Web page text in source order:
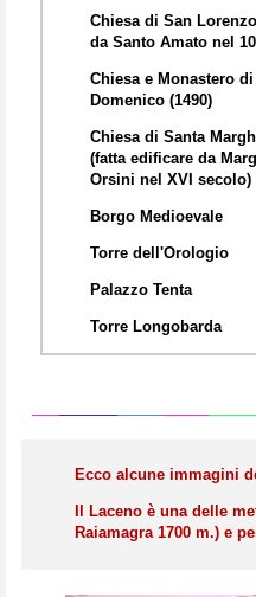
Chiesa di San
da Santo Amato nel
Chiesa e Monastero di
Domenico (1490)
Chiesa di Santa
(fatta edificare da
Orsini nel XVI secolo)
Borgo Medioevale
Torre dell'Orologio
Palazzo Tenta
Torre Longobarda
Ecco alcune immagini
Il Laceno è una delle
Raiamagra 1700 m.) e